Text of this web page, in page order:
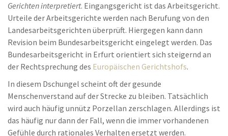
Gerichten interpretiert. Eingangsgericht ist das Arbeitsgericht.
Urteile der Arbeitsgerichte werden nach Berufung von den
Landesarbeitsgerichten überprüft. Hiergegen kann dann
Revision beim Bundesarbeitsgericht eingelegt werden. Das
Bundesarbeitsgericht in Erfurt orientiert sich steigernd an
der Rechtsprechung des Europäischen Gerichtshofs.
In diesem Dschungel scheint oft der gesunde
Menschenverstand auf der Strecke zu bleiben. Tatsächlich
wird auch häufig unnütz Porzellan zerschlagen. Allerdings ist
das häufig nur dann der Fall, wenn die immer vorhandenen
Gefühle durch rationales Verhalten ersetzt werden.